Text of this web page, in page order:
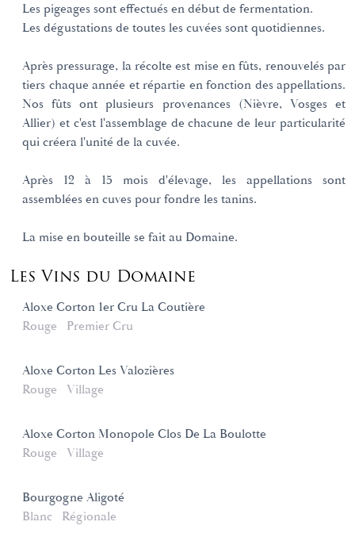
Les pigeages sont effectués en début de fermentation.
Les dégustations de toutes les cuvées sont quotidiennes.
Après pressurage, la récolte est mise en fûts, renouvelés par
tiers chaque année et répartie en fonction des appellations.
Nos fûts ont plusieurs provenances (Nièvre, Vosges et
Allier) et c'est l'assemblage de chacune de leur particularité
qui créera l'unité de la cuvée.
Après 12 à 15 mois d'élevage, les appellations sont
assemblées en cuves pour fondre les tanins.
La mise en bouteille se fait au Domaine.
Les Vins du Domaine
Aloxe Corton 1er Cru La Coutière
Rouge
Premier Cru
Aloxe Corton Les Valozières
Rouge
Village
Aloxe Corton Monopole Clos De La Boulotte
Rouge
Village
Bourgogne Aligoté
Blanc
Régionale